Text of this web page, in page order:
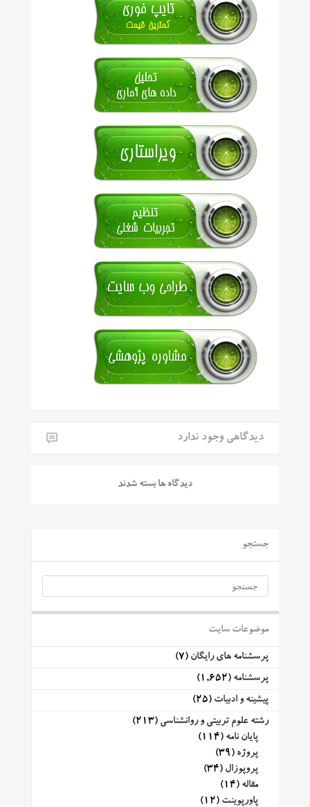
دیدگاهی وجود ندارد
دیدگاه ها بسته شدند
جستجو
موضوعات سایت
پرسشنامه های رایگان (7)
پرسشنامه (1,652)
پیشینه و ادبیات (25)
رشته علوم تربیتی و روانشناسی (213)
پایان نامه (114)
پروژه (39)
پروپوزال (34)
مقاله (14)
پاورپوینت (12)